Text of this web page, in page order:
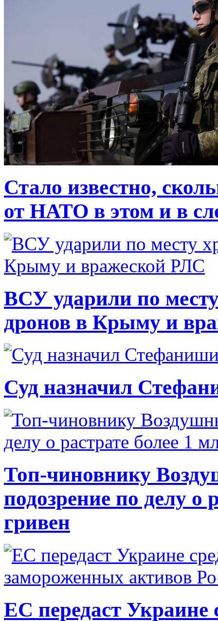
Стало известно,
от НАТО в этом и в
ВСУ ударили по
дронов в Крыму и
Суд назначил
Топ-чиновнику
подозрение по делу о
гривен
ЕС передаст Украине